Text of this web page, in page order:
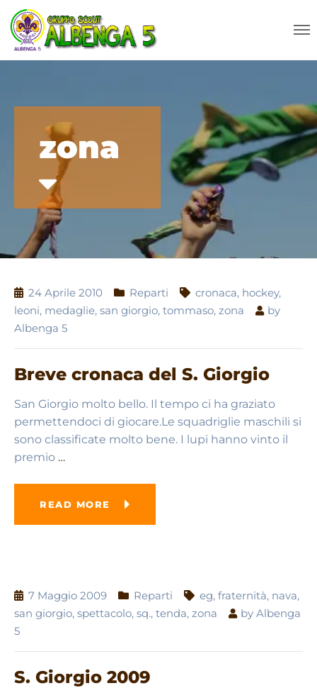
zona
24 Aprile 2010 Reparti cronaca, hockey,
leoni, medaglie, san giorgio, tommaso, zona
by
Albenga 5
Breve cronaca del S. Giorgio
San Giorgio molto bello. Il tempo ci ha graziato
permettendoci di giocare.Le squadriglie maschili si
sono classificate molto bene. I lupi hanno vinto il
premio …
READ MORE
7 Maggio 2009 Reparti eg, fraternità, nava,
san giorgio, spettacolo, sq., tenda, zona by Albenga
5
S. Giorgio 2009